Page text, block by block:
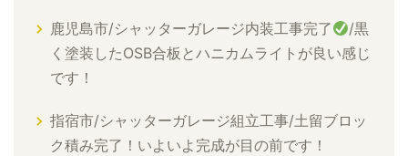
鹿児島市/シャッターガレージ内装工事完了
/黒
く塗装したOSB合板とハニカムライトが良い感じ
です！
指宿市/シャッターガレージ組立工事/土留ブロッ
ク積み完了！いよいよ完成が目の前です！